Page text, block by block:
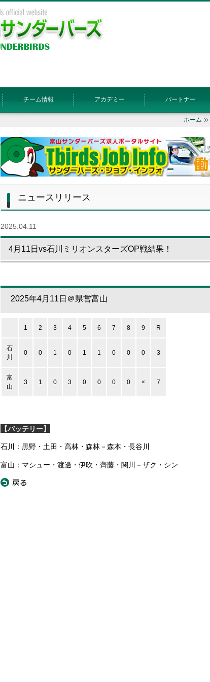
チーム情報 アカデミー パートナー
ホーム
ニュースリリース
2025.04.11
4月11日vs石川ミリオンスターズOP戦結果！
2025年4月11日＠県営富山
1 2 3 4 5 6 7 8 9 R
石
川
0 0 1 0 1 1 0 0 0 3
富
山
3 1 0 3 0 0 0 0 × 7
【バッテリー】
石川：黒野・土田・高林・森林－森本・長谷川
富山：マシュー・渡邊・伊吹・齊藤・関川－ザク・シン